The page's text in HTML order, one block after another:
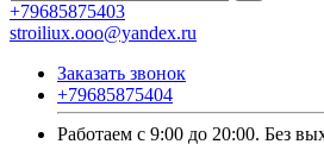
+79685875403
stroiliux.ooo@yandex.ru
Заказать звонок
+79685875404
Работаем с 9:00 до 20:00. Без